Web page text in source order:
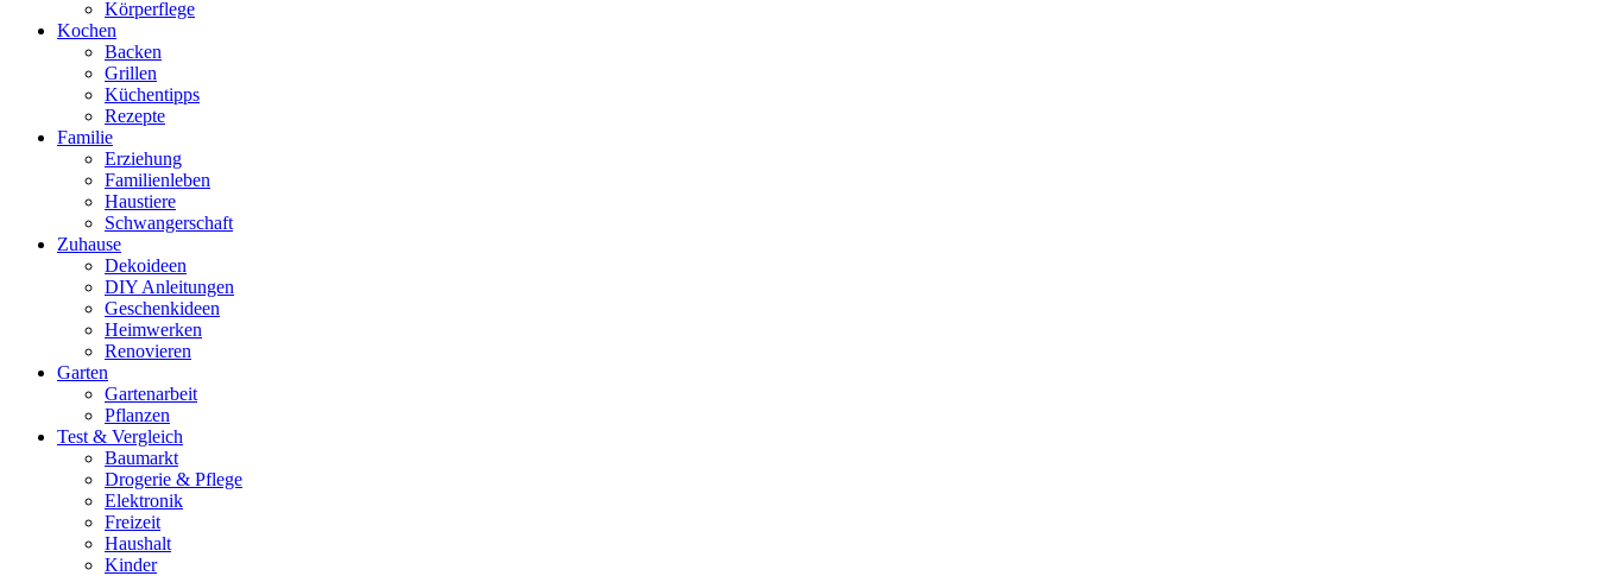
Körperflege
Kochen
Backen
Grillen
Küchentipps
Rezepte
Familie
Erziehung
Familienleben
Haustiere
Schwangerschaft
Zuhause
Dekoideen
DIY Anleitungen
Geschenkideen
Heimwerken
Renovieren
Garten
Gartenarbeit
Pflanzen
Test & Vergleich
Baumarkt
Drogerie & Pflege
Elektronik
Freizeit
Haushalt
Kinder